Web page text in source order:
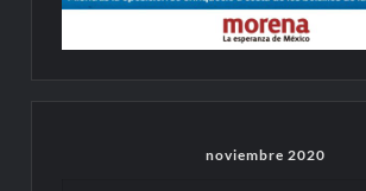
noviembre 2020